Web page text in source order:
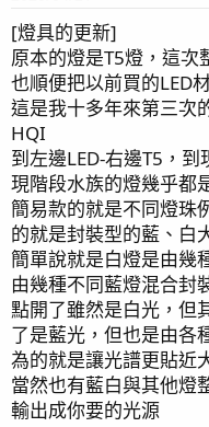
合計450公升
設備
循環主馬 UNO HCM-
燈光 DIY LED 450W
蛋白 上部馬達改真刷+
鈣反 塑膠桶+上部馬達
分離式冷卻機
水質維持目標
溫度 26.0-27.0
pH 7.9-8.2
kh 7-8
Ca 400-420
Mg 1300-1350
[燈具的更新]
原本的燈是T5燈，這次
也順便把以前買的LED
這是我十多年來第三次
HQI
到左邊LED-右邊T5，
現階段水族的燈幾乎都
簡易款的就是不同燈珠
的就是封裝型的藍、白
簡單說就是白燈是由幾
由幾種不同藍燈混合封
點開了雖然是白光，但
了是藍光，但也是由各
為的就是讓光譜更貼近
當然也有藍白與其他燈
輸出成你要的光源